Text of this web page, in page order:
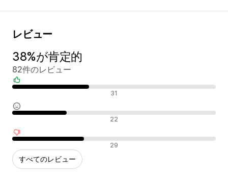
レビュー
38%が肯定的
82件のレビュー
肯定的なレビュー 31
中間的なレビュー 22
否定的なレビュー 29
すべてのレビュー